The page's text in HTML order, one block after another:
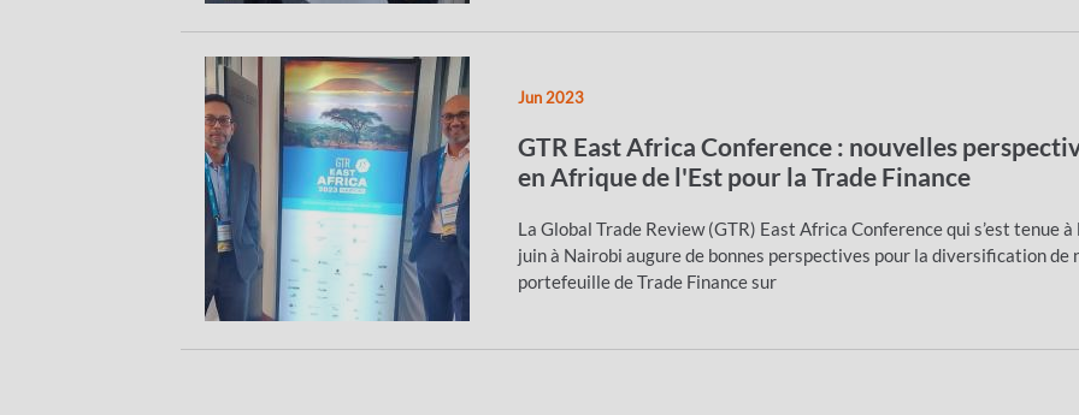
Jun 2023
GTR East Africa Conference : nouvelles
en Afrique de l'Est pour la Trade Finance
La Global Trade Review (GTR) East Africa Conference qui s’est tenue à
juin à Nairobi augure de bonnes perspectives pour la diversification de
portefeuille de Trade Finance sur